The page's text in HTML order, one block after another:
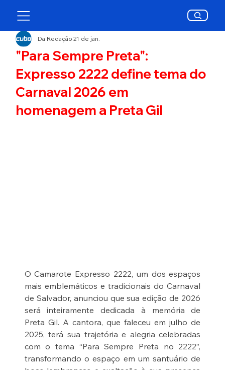
"Para Sempre Preta":
Expresso 2222 define tema do
Carnaval 2026 em
homenagem a Preta Gil
Da Redação21 de jan.
O Camarote Expresso 2222, um dos espaços
mais emblemáticos e tradicionais do Carnaval
de Salvador, anunciou que sua edição de 2026
será inteiramente dedicada à memória de
Preta Gil. A cantora, que faleceu em julho de
2025, terá sua trajetória e alegria celebradas
com o tema “Para Sempre Preta no 2222”,
transformando o espaço em um santuário de